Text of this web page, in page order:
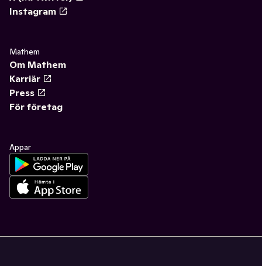
Instagram
Mathem
Om Mathem
Karriär
Press
För företag
Appar